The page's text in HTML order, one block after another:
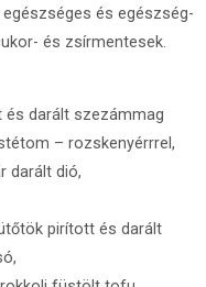
és egészség-
és zsírmentesek.
darált szezámmag
– rozskenyérrrel,
darált dió,
pirított és darált